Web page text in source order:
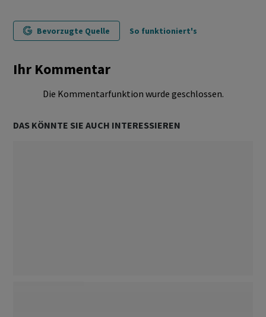
Bevorzugte Quelle So funktioniert's
Ihr Kommentar
Die Kommentarfunktion wurde geschlossen.
DAS KÖNNTE SIE AUCH INTERESSIEREN